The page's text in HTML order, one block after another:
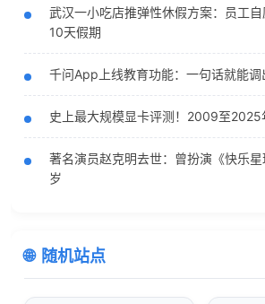
武汉一小吃店推弹性休假方案：员工
10天假期
千问App上线教育功能：一句话就能
史上最大规模显卡评测！2009至2025
著名演员赵克明去世：曾扮演《快乐
岁
随机站点